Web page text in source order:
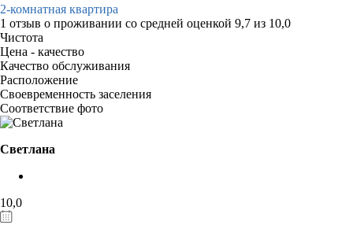
2-комнатная квартира
1 отзыв о проживании со средней оценкой 9,7 из 10,0
Чистота
Цена - качество
Качество обслуживания
Расположение
Своевременность заселения
Соответствие фото
Светлана
10,0